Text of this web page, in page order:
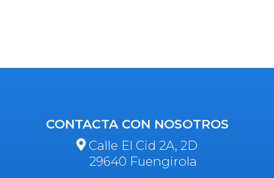
CONTACTA CON NOSOTROS
Calle El Cid 2A, 2D
29640 Fuengirola